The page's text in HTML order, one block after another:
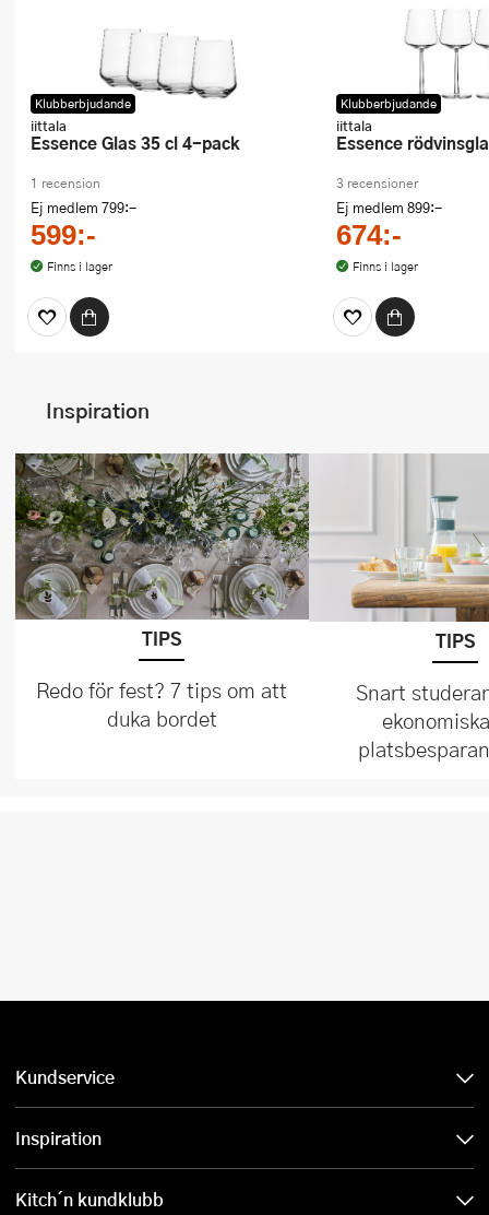
Klubberbjudande
iittala
Essence Glas 35 cl 4-pack
1 recension
Ej medlem 799:-
599:-
Finns i lager
Klubberbjudande
iittala
Essence
3 recensioner
Ej medlem 899:-
674:-
Finns i lager
Inspiration
TIPS
Redo för fest? 7 tips om att
duka bordet
TIPS
Snart
Kundservice
Inspiration
Kitch´n kundklubb